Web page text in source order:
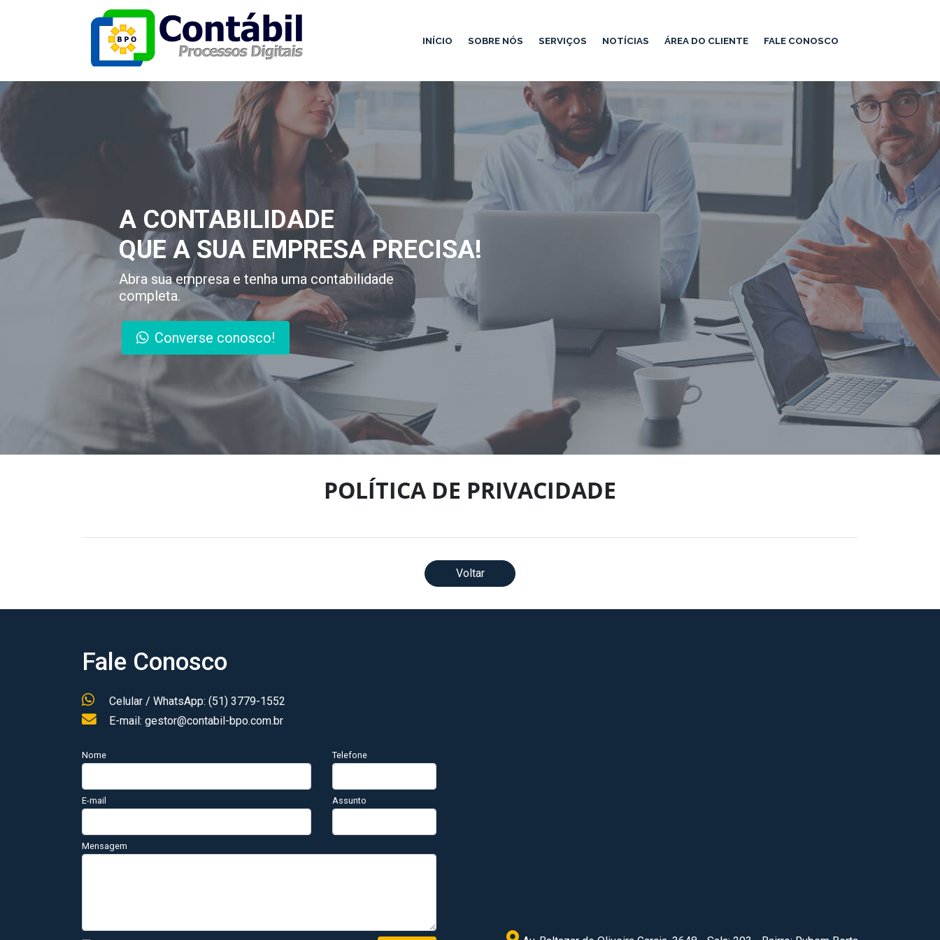
INÍCIO SOBRE NÓS SERVIÇOS NOTÍCIAS ÁREA DO CLIENTE FALE CONOSCO
A CONTABILIDADE
QUE A SUA EMPRESA PRECISA!
Abra sua empresa e tenha uma contabilidade
completa.
Converse conosco!
POLÍTICA DE PRIVACIDADE
Voltar
Fale Conosco
Celular / WhatsApp: (51) 3779-1552
E-mail: gestor@contabil-bpo.com.br
Nome Telefone
E-mail Assunto
Mensagem